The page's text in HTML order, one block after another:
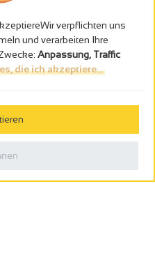
die Gesundheit - trinken Sie in
verpflichten uns
und verarbeiten Ihre
Anpassung, Traffic
die ich akzeptiere...